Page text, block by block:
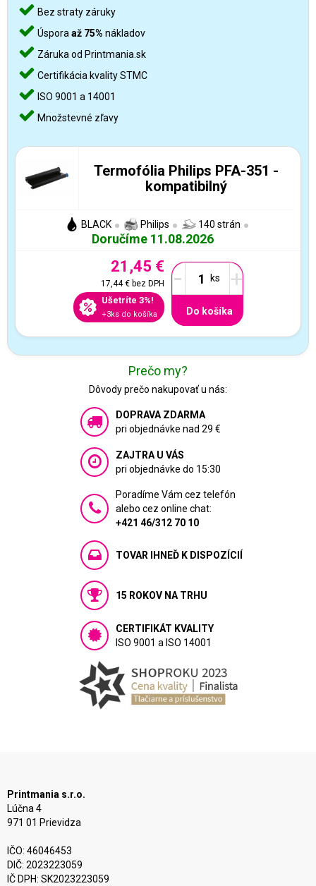
Bez straty záruky
Úspora až 75% nákladov
Záruka od Printmania.sk
Certifikácia kvality STMC
ISO 9001 a 14001
Množstevné zľavy
Termofólia Philips PFA-351 -
kompatibilný
BLACK Philips 140 strán
Doručíme 11.08.2026
21,45 €
17,44 €bez DPH
Ušetríte 3%!
+3ks do košíka
- +
Do košíka
Prečo my?
Dôvody prečo nakupovať u nás:
DOPRAVA ZDARMA
pri objednávke nad 29 €
ZAJTRA U VÁS
pri objednávke do 15:30
Poradíme Vám cez telefón
alebo cez online chat:
+421 46/312 70 10
TOVAR IHNEĎ K DISPOZÍCIÍ
15 ROKOV NA TRHU
CERTIFIKÁT KVALITY
ISO 9001 a ISO 14001
Printmania s.r.o.
Lúčna 4
971 01 Prievidza
IČO: 46046453
DIČ: 2023223059
IČ DPH: SK2023223059